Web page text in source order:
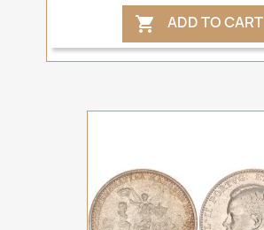
 ADD TO CART